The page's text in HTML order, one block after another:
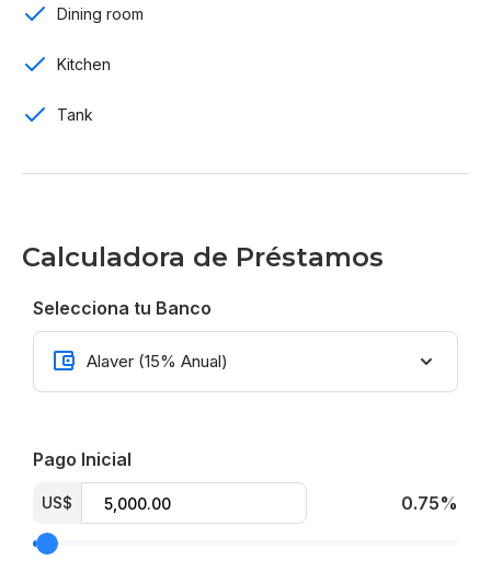
Terminaciones:
Por US$ 670,000
Dining room
Kitchen
Tank
Calculadora de Préstamos
Selecciona tu Banco
Pago Inicial
US$ 0.75%